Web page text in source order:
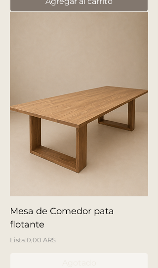
Mesa de Comedor pata
flotante
Precio0,00 ARS